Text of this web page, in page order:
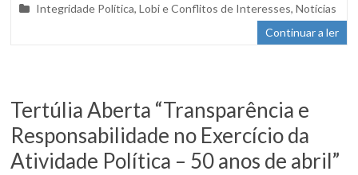
Integridade Política,Lobi e Conflitos de Interesses,Notícias
Continuar a ler
Tertúlia Aberta “Transparência e
Responsabilidade no Exercício da
Atividade Política – 50 anos de abril”